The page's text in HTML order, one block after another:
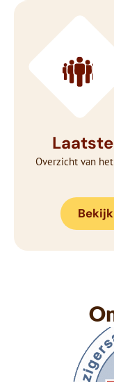
Overzicht van